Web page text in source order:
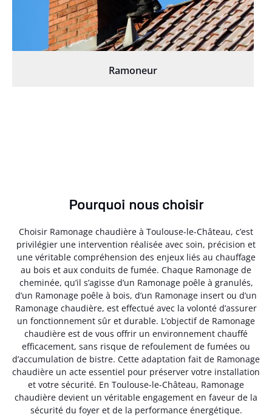
Ramoneur
Pourquoi nous choisir
Choisir Ramonage chaudière à Toulouse-le-Château, c’est
privilégier une intervention réalisée avec soin, précision et
une véritable compréhension des enjeux liés au chauffage
au bois et aux conduits de fumée. Chaque Ramonage de
cheminée, qu’il s’agisse d’un Ramonage poêle à granulés,
d’un Ramonage poêle à bois, d’un Ramonage insert ou d’un
Ramonage chaudière, est effectué avec la volonté d’assurer
un fonctionnement sûr et durable. L’objectif de Ramonage
chaudière est de vous offrir un environnement chauffé
efficacement, sans risque de refoulement de fumées ou
d’accumulation de bistre. Cette adaptation fait de Ramonage
chaudière un acte essentiel pour préserver votre installation
et votre sécurité. En Toulouse-le-Château, Ramonage
chaudière devient un véritable engagement en faveur de la
sécurité du foyer et de la performance énergétique.